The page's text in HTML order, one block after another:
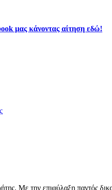
μας κάνοντας αίτηση εδώ!
Με την επιφύλαξη παντός